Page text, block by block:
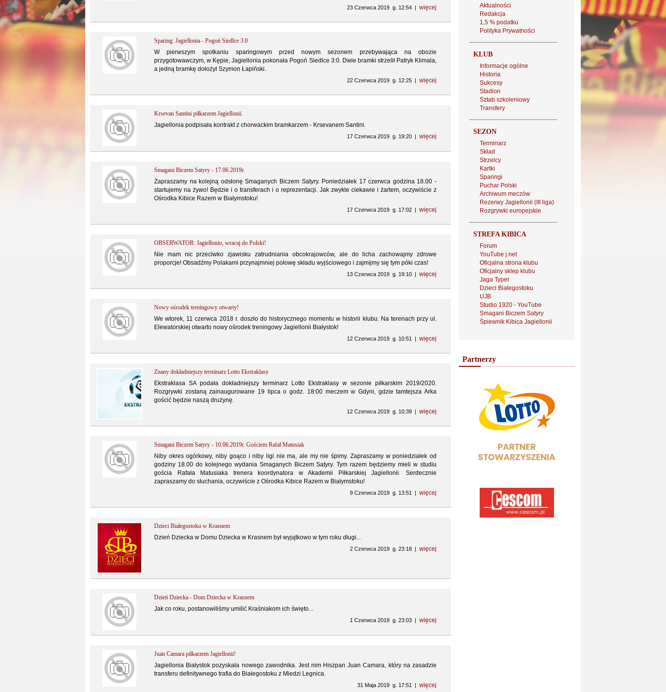
23 Czerwca 2019 g. 12:54 | więcej
Sparing: Jagiellonia - Pogoń Siedlce 3:0
W pierwszym spotkaniu sparingowym przed nowym sezonem przebywająca na obozie
przygotowawczym, w Kępie, Jagiellonia pokonała Pogoń Siedlce 3:0. Dwie bramki strzelił Patryk Klimala,
a jedną bramkę dołożył Szymon Łapiński.
22 Czerwca 2019 g. 12:25 | więcej
Krsevan Santini piłkarzem Jagiellonii.
Jagiellonia podpisała kontrakt z chorwackim bramkarzem - Krsevanem Santini.
17 Czerwca 2019 g. 19:20 | więcej
Smagani Biczem Satyry - 17.06.2019r.
Zapraszamy na kolejną odsłonę Smaganych Biczem Satyry. Poniedziałek 17 czerwca godzina 18.00 -
startujemy na żywo! Będzie i o transferach i o reprezentacji. Jak zwykle ciekawie i żartem, oczywiście z
Ośrodka Kibice Razem w Białymstoku!
17 Czerwca 2019 g. 17:02 | więcej
OBSERWATOR: Jagiellonio, wracaj do Polski!
Nie mam nic przeciwko zjawisku zatrudniania obcokrajowców, ale do licha zachowajmy zdrowe
proporcje! Obsadźmy Polakami przynajmniej połowę składu wyjściowego i zajmijmy się tym póki czas!
13 Czerwca 2019 g. 19:10 | więcej
Nowy ośrodek treningowy otwarty!
We wtorek, 11 czerwca 2018 r. doszło do historycznego momentu w historii klubu. Na terenach przy ul.
Elewatorskiej otwarto nowy ośrodek treningowy Jagiellonii Białystok!
12 Czerwca 2019 g. 10:51 | więcej
Znany dokładniejszy terminarz Lotto Ekstraklasy
Ekstraklasa SA podała dokładniejszy terminarz Lotto Ekstraklasy w sezonie piłkarskim 2019/2020.
Rozgrywki zostaną zainaugurowane 19 lipca o godz. 18:00 meczem w Gdyni, gdzie tamtejsza Arka
gościć będzie naszą drużynę.
12 Czerwca 2019 g. 10:39 | więcej
Smagani Biczem Satyry - 10.06.2019r. Gościem Rafał Matusiak
Niby okres ogórkowy, niby goąco i niby ligi nie ma, ale my nie śpimy. Zapraszamy w poniedziałek od
godziny 18.00 do kolejnego wydania Smaganych Biczem Satyry. Tym razem będziemy mieli w studiu
gościa Rafała Matusiaka trenera koordynatora w Akademii Piłkarskiej Jagiellonii. Serdecznie
zapraszamy do słuchania, oczywiście z Ośrodka Kibice Razem w Białymstoku!
9 Czerwca 2019 g. 13:51 | więcej
Dzieci Białegostoku w Krasnem
Dzień Dziecka w Domu Dziecka w Krasnem był wyjątkowo w tym roku długi...
2 Czerwca 2019 g. 23:18 | więcej
Dzień Dziecka - Dom Dziecka w Krasnem
Jak co roku, postanowiliśmy umilić Kraśniakom ich święto...
1 Czerwca 2019 g. 23:03 | więcej
Juan Camara piłkarzem Jagiellonii!
Jagiellonia Białystok pozyskała nowego zawodnika. Jest nim Hiszpan Juan Camara, który na zasadzie
transferu definitywnego trafia do Białegostoku z Miedzi Legnica.
31 Maja 2019 g. 17:51 | więcej
Aktualności
Redakcja
1,5 % podatku
Polityka Prywatności
KLUB
Informacje ogólne
Historia
Sukcesy
Stadion
Sztab szkoleniowy
Transfery
SEZON
Terminarz
Skład
Strzelcy
Kartki
Sparingi
Puchar Polski
Archiwum meczów
Rezerwy Jagiellonii (III liga)
Rozgrywki europejskie
STREFA KIBICA
Forum
YouTube j.net
Oficjalna strona klubu
Oficjalny sklep klubu
Jaga Typer
Dzieci Białegostoku
UJB
Studio 1920 - YouTube
Smagani Biczem Satyry
Śpiewnik Kibica Jagiellonii
Partnerzy